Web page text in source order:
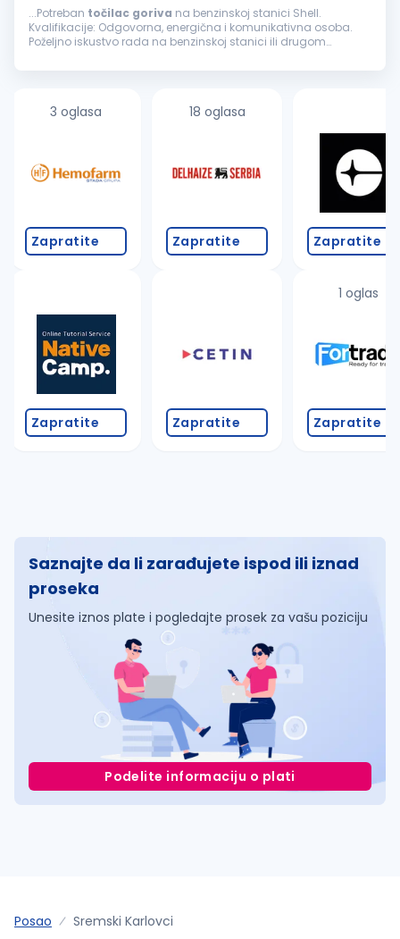
...Potreban točilac goriva na benzinskoj stanici Shell.
Kvalifikacije: Odgovorna, energična i komunikativna osoba.
Poželjno iskustvo rada na benzinskoj stanici ili drugom
napredovanja, rad...
3 oglasa
Zapratite
Zapratite
18 oglasa
Zapratite
Zapratite
Zapratite
1 oglas
Zapratite
Saznajte da li zarađujete ispod ili iznad
proseka
Unesite iznos plate i pogledajte prosek za vašu poziciju
Podelite informaciju o plati
Posao Sremski Karlovci